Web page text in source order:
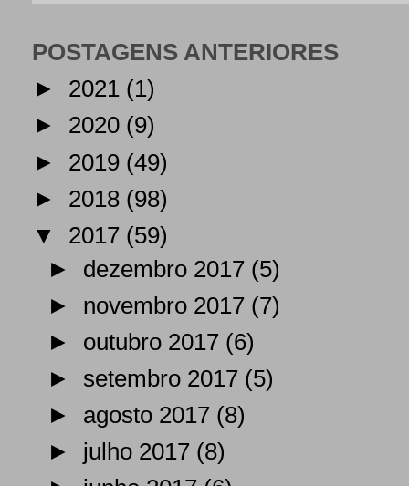
POSTAGENS ANTERIORES
► 2021 (1)
► 2020 (9)
► 2019 (49)
► 2018 (98)
▼ 2017 (59)
► dezembro 2017 (5)
► novembro 2017 (7)
► outubro 2017 (6)
► setembro 2017 (5)
► agosto 2017 (8)
► julho 2017 (8)